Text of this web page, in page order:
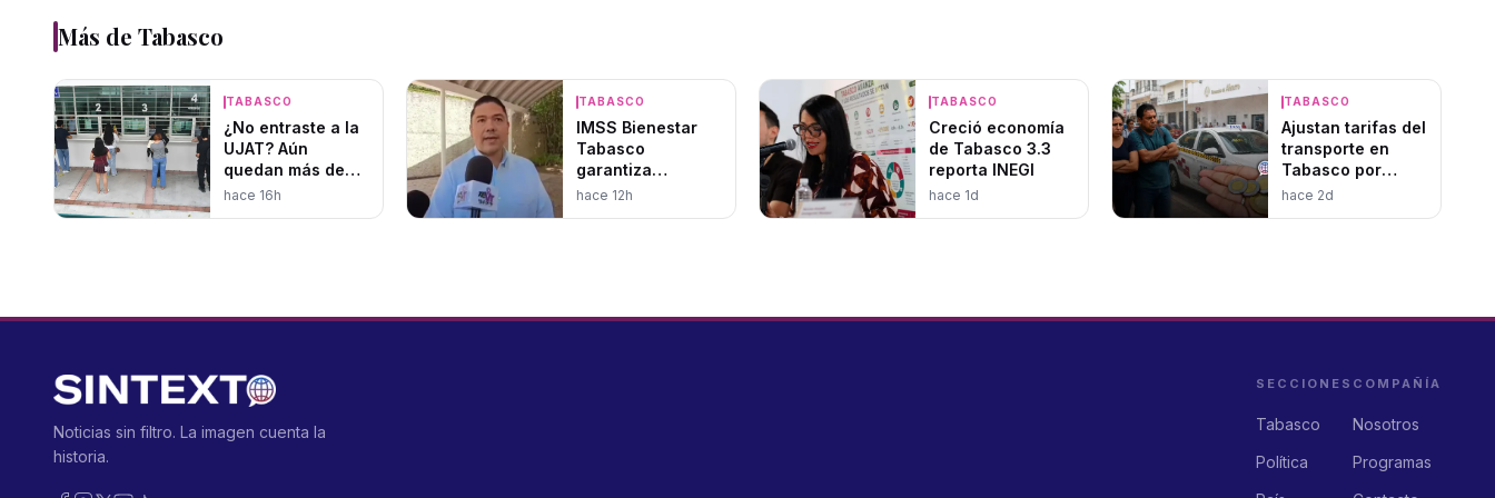
Más de Tabasco
TABASCO
¿No entraste a la
UJAT? Aún
quedan más de
1,400 lugares
hace 16h
TABASCO
IMSS Bienestar
Tabasco
garantiza
operatividad
hace 12h
TABASCO
Creció economía
de Tabasco 3.3
reporta INEGI
hace 1d
TABASCO
Ajustan tarifas del
transporte en
Tabasco por
inflación
hace 2d
Noticias sin filtro. La imagen cuenta la
historia.
SECCIONES
Tabasco
Política
COMPAÑÍA
Nosotros
Programas